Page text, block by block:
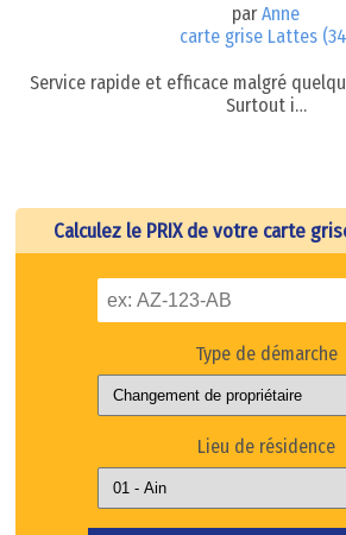
parAnne
carte grise Lattes
Service rapide et efficace malgré
Surtout i…
Calculez le PRIX de votre carte
Type de démarche
Lieu de résidence